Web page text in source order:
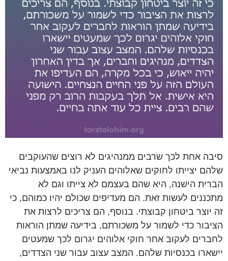
סיבה אחת לכך שרבים ממנהיגים לא רוצים שהעוקבים
שלהם יצייתו לחוקים שאלוהים העניק לנו באמצעות נביאי
הברית הישנה, היא שהם בעצמם לא צייתו וגם לא
מתכננים לעשות זאת. הם מעדיפים שכולם יהיו כמוהם, כי
זה יוצר ביטחון קבוצתי. בנוסף, הם צריכים לרצות את
הציבור כדי לשמור על משכורתם, בידיעה שמתן הוראות
לחברים לעקוב אחר חוקי אלוהים יגרום לכך שמעטים
יישארו בכנסיות שלהם. המצב עצוב עבור שני הצדדים,